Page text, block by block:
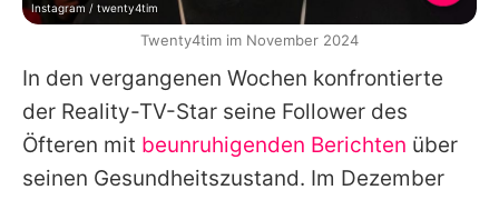
In den vergangenen Wochen konfrontierte
der Reality-TV-Star seine Follower des
Öfteren mit beunruhigenden Berichten über
seinen Gesundheitszustand. Im Dezember
Instagram / twenty4tim
Twenty4tim im November 2024